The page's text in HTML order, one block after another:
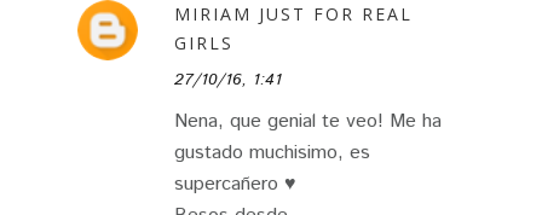
MIRIAM JUST FOR REAL
GIRLS
27/10/16, 1:41
Nena, que genial te veo! Me ha
gustado muchisimo, es
supercañero ♥